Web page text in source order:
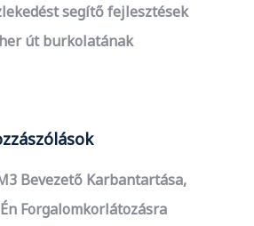
segítő fejlesztések
út burkolatának
Bevezető Karbantartása,
Forgalomkorlátozásra